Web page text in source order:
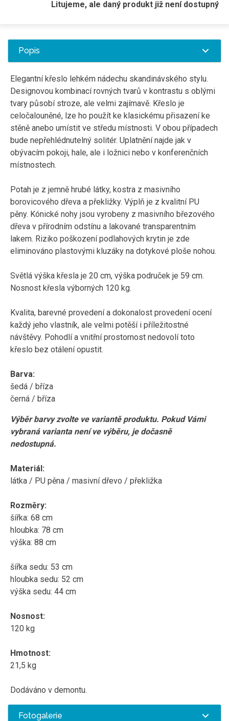
Litujeme, ale daný produkt již není dostupný
Popis
Elegantní křeslo lehkém nádechu skandinávského stylu.
Designovou kombinací rovných tvarů v kontrastu s oblými
tvary působí stroze, ale velmi zajímavě. Křeslo je
celočalouněné, lze ho použít ke klasickému přisazení ke
stěně anebo umístit ve středu místnosti. V obou případech
bude nepřehlédnutelný solitér. Uplatnění najde jak v
obývacím pokoji, hale, ale i ložnici nebo v konferenčních
místnostech.
Potah je z jemně hrubé látky, kostra z masivního
borovicového dřeva a překližky. Výplň je z kvalitní PU
pěny. Kónické nohy jsou vyrobeny z masivního březového
dřeva v přírodním odstínu a lakované transparentním
lakem. Riziko poškození podlahových krytin je zde
eliminováno plastovými kluzáky na dotykové ploše nohou.
Světlá výška křesla je 20 cm, výška područek je 59 cm.
Nosnost křesla výborných 120 kg.
Kvalita, barevné provedení a dokonalost provedení ocení
každý jeho vlastník, ale velmi potěší i příležitostné
návštěvy. Pohodlí a vnitřní prostornost nedovolí toto
křeslo bez otálení opustit.
Barva:
šedá / bříza
černá / bříza
Výběr barvy zvolte ve variantě produktu. Pokud Vámi
vybraná varianta není ve výběru, je dočasně
nedostupná.
Materiál:
látka / PU pěna / masivní dřevo / překližka
Rozměry:
šířka: 68 cm
hloubka: 78 cm
výška: 88 cm
šířka sedu: 53 cm
hloubka sedu: 52 cm
výška sedu: 44 cm
Nosnost:
120 kg
Hmotnost:
21,5 kg
Dodáváno v demontu.
Fotogalerie